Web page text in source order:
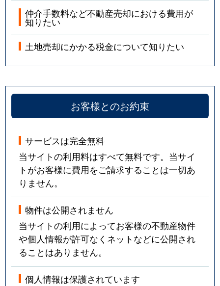
仲介手数料など不動産売却における費用が
知りたい
土地売却にかかる税金について知りたい
お客様とのお約束
サービスは完全無料
当サイトの利用料はすべて無料です。当サイ
トがお客様に費用をご請求することは一切あ
りません。
物件は公開されません
当サイトの利用によってお客様の不動産物件
や個人情報が許可なくネットなどに公開され
ることはありません。
個人情報は保護されています